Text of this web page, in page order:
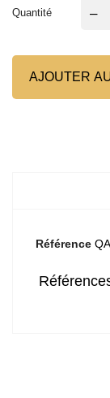
Quantité –
AJOUTER
Référence